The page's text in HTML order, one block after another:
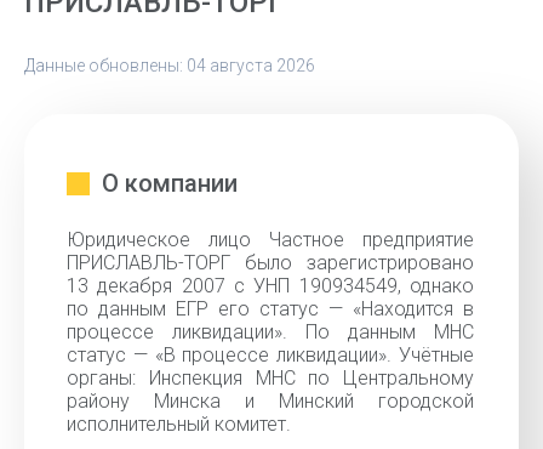
Данные обновлены: 04 августа 2026
О компании
Юридическое лицо Частное предприятие
ПРИСЛАВЛЬ-ТОРГ было зарегистрировано
13 декабря 2007 с УНП 190934549, однако
по данным ЕГР его статус — «Находится в
процессе ликвидации». По данным МНС
статус — «В процессе ликвидации». Учётные
органы: Инспекция МНС по Центральному
району Минска и Минский городской
исполнительный комитет.